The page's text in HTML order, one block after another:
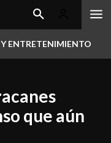
ENTRETENIMIENTO
que aún